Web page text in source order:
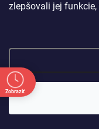
zlepšovali jej
Zobraziť